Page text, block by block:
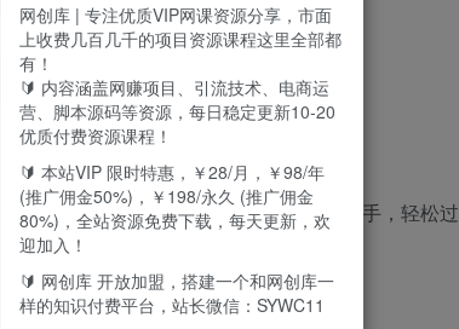
新作品，咱们的脚本自动同步搬运到快手，轻松过
控多个抖音号上传到多个快手。
网创库 | 专注优质VIP网课资源分享，市面
上收费几百几千的项目资源课程这里全部都
有！
🔰 内容涵盖网赚项目、引流技术、电商运
营、脚本源码等资源，每日稳定更新10-20
优质付费资源课程！
🔰 本站VIP 限时特惠，￥28/月，￥98/年
(推广佣金50%)，￥198/永久 (推广佣金
80%)，全站资源免费下载，每天更新，欢
迎加入！
🔰 网创库 开放加盟，搭建一个和网创库一
样的知识付费平台，站长微信：SYWC11